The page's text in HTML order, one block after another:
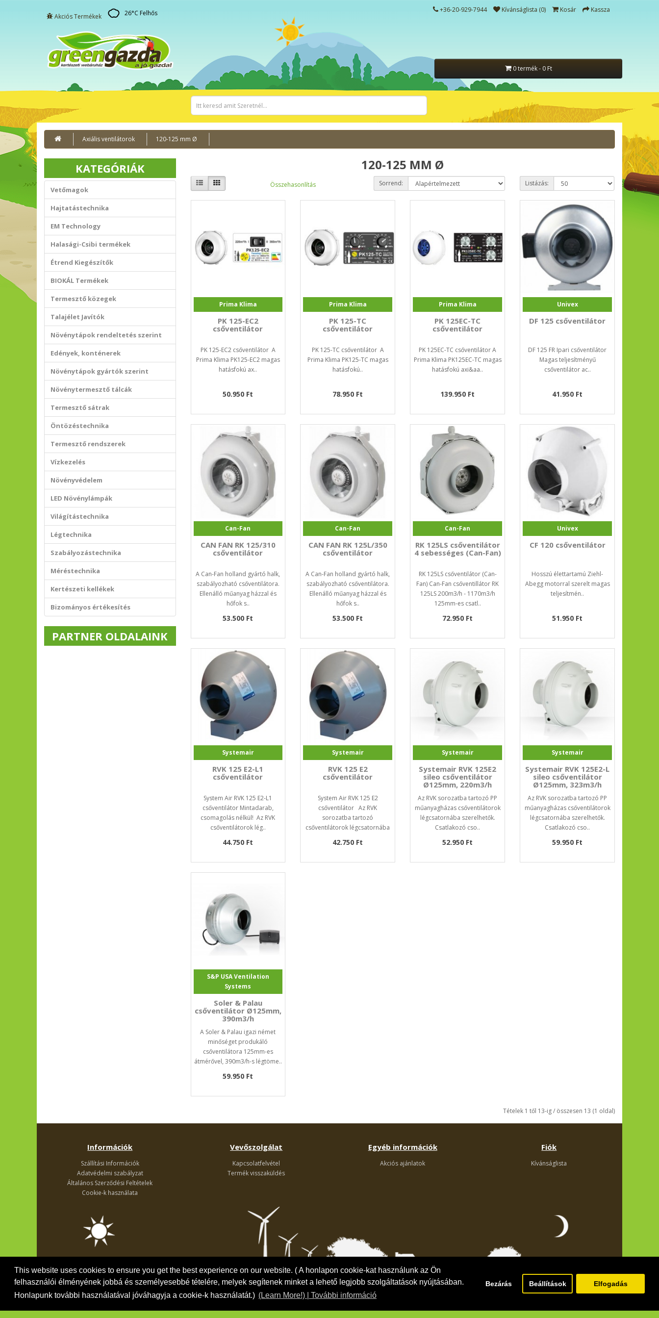
This website uses cookies to ensure you get the best experience on our website. ( A honlapon cookie-kat használunk az Ön
felhasználói élményének jobbá és személyesebbé tételére, melyek segítenek minket a lehető legjobb szolgáltatások nyújtásában.
Honlapunk további használatával jóváhagyja a cookie-k használatát.) (Learn More!) | További információ
Bezárás Beállítások Elfogadás
Akciós Termékek 26°C Felhős +36-20-929-7944 Kívánságlista (0) Kosár Kassza
0 termék - 0 Ft
Axiális ventilátorok 120-125 mm Ø
KATEGÓRIÁK
Vetőmagok
Hajtatástechnika
EM Technology
Halasági-Csibi termékek
Étrend Kiegészítők
BIOKÁL Termékek
Termesztő közegek
Talajélet Javítók
Növénytápok rendeltetés szerint
Edények, konténerek
Növénytápok gyártók szerint
Növénytermesztő tálcák
Termesztő sátrak
Öntözéstechnika
Termesztő rendszerek
Vízkezelés
Növényvédelem
LED Növénylámpák
Világítástechnika
Légtechnika
Szabályozástechnika
Méréstechnika
Kertészeti kellékek
Bizományos értékesítés
PARTNER OLDALAINK
120-125 MM Ø
Összehasonlítás Sorrend: Listázás:
Prima Klima
PK 125-EC2
csőventilátor
PK 125-EC2 csőventilátor A
Prima Klima PK125-EC2 magas
hatásfokú ax..
50.950 Ft
Prima Klima
PK 125-TC
csőventilátor
PK 125-TC csőventilátor A
Prima Klima PK125-TC magas
hatásfokú..
78.950 Ft
Prima Klima
PK 125EC-TC
csőventilátor
PK 125EC-TC csőventilátor A
Prima Klima PK125EC-TC magas
hatásfokú axi&aa..
139.950 Ft
Univex
DF 125 csőventilátor
DF 125 FR Ipari csőventilátor
Magas teljesítményű
csőventilátor ac..
41.950 Ft
Can-Fan
CAN FAN RK 125/310
csőventilátor
A Can-Fan holland gyártó halk,
szabályozható csőventilátora.
Ellenálló műanyag házzal és
hőfok s..
53.500 Ft
Can-Fan
CAN FAN RK 125L/350
csőventilátor
A Can-Fan holland gyártó halk,
szabályozható csőventilátora.
Ellenálló műanyag házzal és
hőfok s..
53.500 Ft
Can-Fan
RK 125LS csőventilátor
4 sebességes (Can-Fan)
RK 125LS csőventilátor (Can-
Fan) Can-Fan csőventillátor RK
125LS 200m3/h - 1170m3/h
125mm-es csatl..
72.950 Ft
Univex
CF 120 csőventilátor
Hosszú élettartamú Ziehl-
Abegg motorral szerelt magas
teljesítmén..
51.950 Ft
Systemair
RVK 125 E2-L1
csőventilátor
System Air RVK 125 E2-L1
csőventilátor Mintadarab,
csomagolás nélkül! Az RVK
csőventilátorok lég..
44.750 Ft
Systemair
RVK 125 E2
csőventilátor
System Air RVK 125 E2
csőventilátor Az RVK
sorozatba tartozó
csőventilátorok légcsatornába
42.750 Ft
Systemair
Systemair RVK 125E2
sileo csőventilátor
Ø125mm, 220m3/h
Az RVK sorozatba tartozó PP
műanyagházas csőventilátorok
légcsatornába szerelhetők.
Csatlakozó cso..
52.950 Ft
Systemair
Systemair RVK 125E2-L
sileo csőventilátor
Ø125mm, 323m3/h
Az RVK sorozatba tartozó PP
műanyagházas csőventilátorok
légcsatornába szerelhetők.
Csatlakozó cso..
59.950 Ft
S&P USA Ventilation
Systems
Soler & Palau
csőventilátor Ø125mm,
390m3/h
A Soler & Palau igazi német
minőséget produkáló
csőventilátora 125mm-es
átmérővel, 390m3/h-s légtöme..
59.950 Ft
Tételek 1 től 13-ig / összesen 13 (1 oldal)
Információk
Szállítási Információk
Adatvédelmi szabályzat
Általános Szerződési Feltételek
Cookie-k használata
Vevőszolgálat
Kapcsolatfelvétel
Termék visszaküldés
Egyéb információk
Akciós ajánlatok
Fiók
Kívánságlista